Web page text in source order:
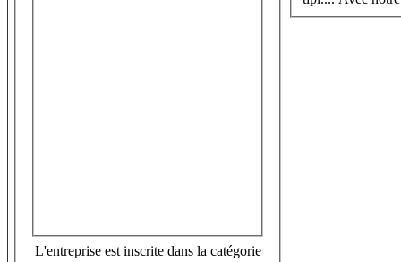
L'entreprise est inscrite dans la catégorie